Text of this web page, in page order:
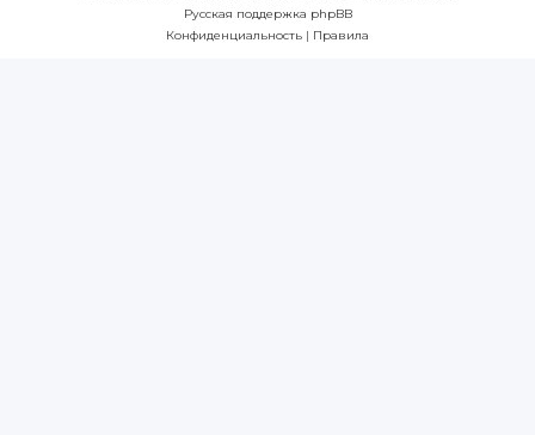
Русская поддержка phpBB
Конфиденциальность | Правила